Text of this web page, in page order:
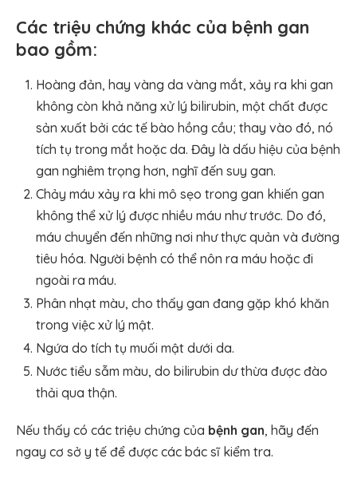
Các triệu chứng khác của bệnh gan
bao gồm:
Hoàng đản, hay vàng da vàng mắt, xảy ra khi gan
không còn khả năng xử lý bilirubin, một chất được
sản xuất bởi các tế bào hồng cầu; thay vào đó, nó
tích tụ trong mắt hoặc da. Đây là dấu hiệu của bệnh
gan nghiêm trọng hơn, nghĩ đến suy gan.
Chảy máu xảy ra khi mô sẹo trong gan khiến gan
không thể xử lý được nhiều máu như trước. Do đó,
máu chuyển đến những nơi như thực quản và đường
tiêu hóa. Người bệnh có thể nôn ra máu hoặc đi
ngoài ra máu.
Phân nhạt màu, cho thấy gan đang gặp khó khăn
trong việc xử lý mật.
Ngứa do tích tụ muối mật dưới da.
Nước tiểu sẫm màu, do bilirubin dư thừa được đào
thải qua thận.
Nếu thấy có các triệu chứng của bệnh gan, hãy đến
ngay cơ sở y tế để được các bác sĩ kiểm tra.